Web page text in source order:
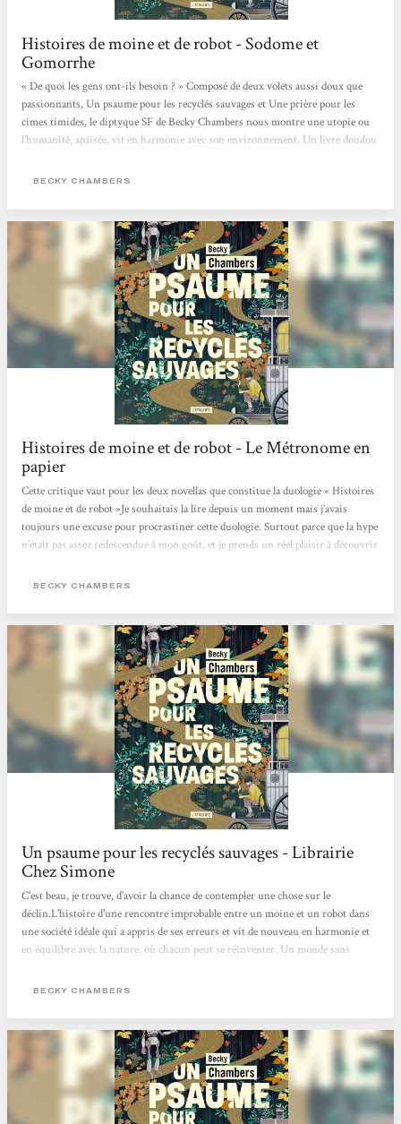
Histoires de moine et de robot - Sodome et
Gomorrhe
« De quoi les gens ont-ils besoin ? » Composé de deux volets aussi doux que
passionnants, Un psaume pour les recyclés sauvages et Une prière pour les
cimes timides, le diptyque SF de Becky Chambers nous montre une utopie ou
l’humanité, apaisée, vit en harmonie avec son environnement. Un livre doudou
où concurrence et compétition guident bon nombre de nos interactions.
entre eux et avec leur environnement. Dans ce monde apaisé,...
BECKY CHAMBERS
Histoires de moine et de robot - Le Métronome en
papier
Cette critique vaut pour les deux novellas que constitue la duologie « Histoires
de moine et de robot »Je souhaitais la lire depuis un moment mais j’avais
toujours une excuse pour procrastiner cette duologie. Surtout parce que la hype
n’était pas assez redescendue à mon goût, et je prends un réel plaisir à découvrir
).C’était aussi une grande première pour moi car j’avais beau entendre souvent
BECKY CHAMBERS
Un psaume pour les recyclés sauvages - Librairie
Chez Simone
C'est beau, je trouve, d'avoir la chance de contempler une chose sur le
déclin.L'histoire d'une rencontre improbable entre un moine et un robot dans
une société idéale qui a appris de ses erreurs et vit de nouveau en harmonie et
en équilibre avec la nature, où chacun peut se réinventer. Un monde sans
beau ! Je recommande :) Charlotte Muxu !!
BECKY CHAMBERS